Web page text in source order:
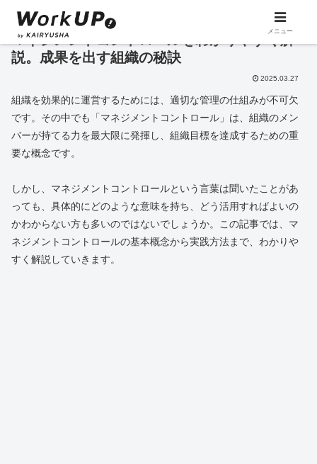
マネジメントコントロールをわかりやすく解
説。成果を出す組織の秘訣
2025.03.27
組織を効果的に運営するためには、適切な管理の仕組みが不可欠
です。その中でも「マネジメントコントロール」は、組織のメン
バーが持てる力を最大限に発揮し、組織目標を達成するための重
要な概念です。
しかし、マネジメントコントロールという言葉は聞いたことがあ
っても、具体的にどのような意味を持ち、どう活用すればよいの
かわからない方も多いのではないでしょうか。この記事では、マ
ネジメントコントロールの基本概念から実践方法まで、わかりや
すく解説していきます。
メニュー